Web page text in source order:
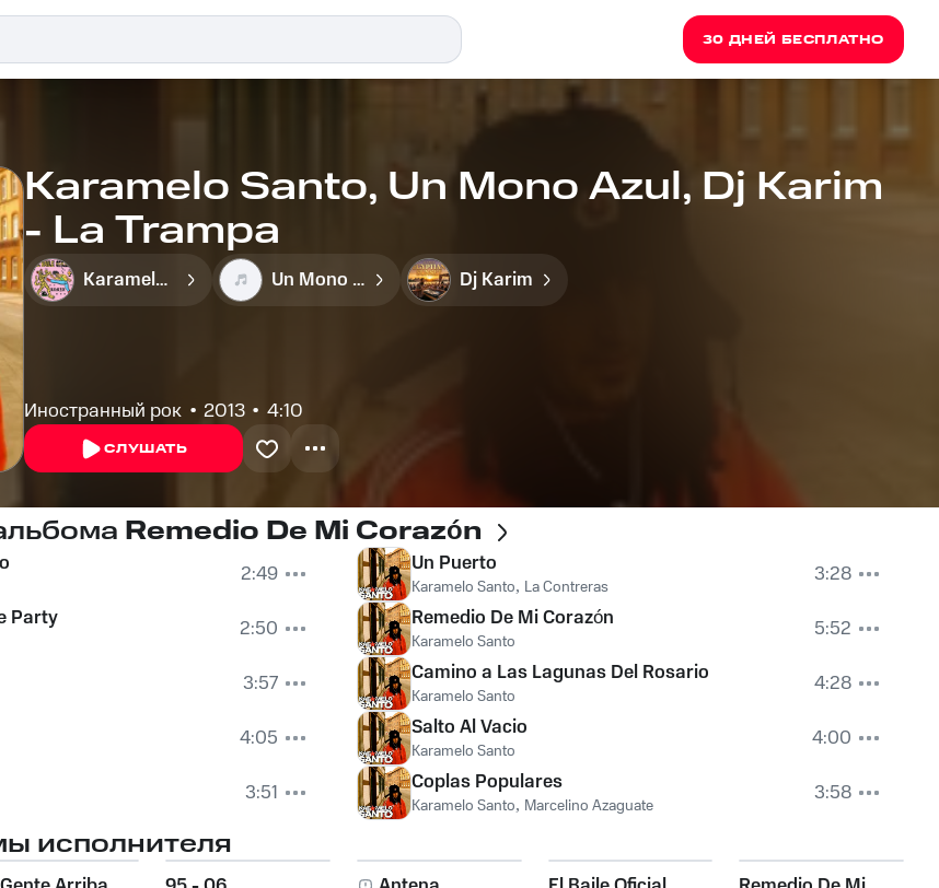
30 ДНЕЙ БЕСПЛАТНО
Karamelo Santo, Un Mono Azul, Dj Karim
- La Trampa
Karamelo Santo Un Mono Azul Dj Karim
Иностранный рок 2013 4:10
СЛУШАТЬ
Remedio De Mi Corazón
2:49
Party
2:50
3:57
4:05
3:51
Un Puerto
Karamelo Santo, La Contreras
3:28
Remedio De Mi Corazón
Karamelo Santo
5:52
Camino a Las Lagunas Del Rosario
Karamelo Santo
4:28
Salto Al Vacio
Karamelo Santo
4:00
Coplas Populares
Karamelo Santo, Marcelino Azaguate 3:58
исполнителя